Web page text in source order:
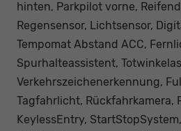
hinten, Parkpilot vorne,
Regensensor, Lichtsensor,
Tempomat Abstand ACC,
Spurhalteassistent,
Verkehrszeichenerkennung,
Tagfahrlicht, Rückfahrkamera,
KeylessEntry,